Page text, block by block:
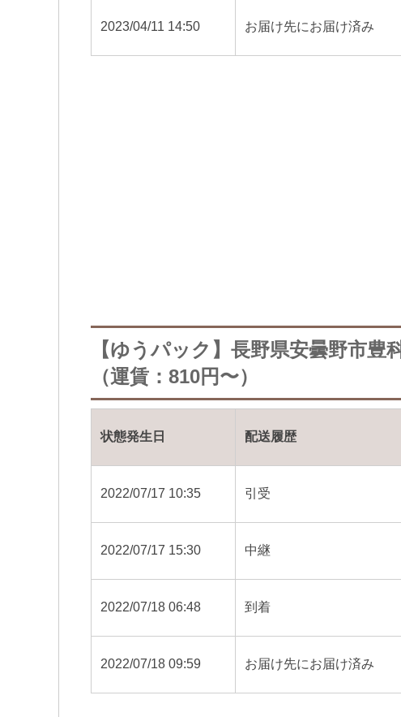
2023/04/11 14:50 お届け先にお届け済み
【ゆうパック】長野県安曇野市豊
（運賃：810円〜）
状態発生日 配送履歴
2022/07/17 10:35 引受
2022/07/17 15:30 中継
2022/07/18 06:48 到着
2022/07/18 09:59 お届け先にお届け済み